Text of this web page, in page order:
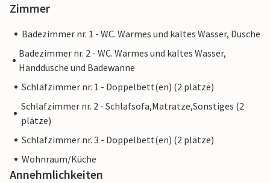
Zimmer
Badezimmer nr. 1 - WC. Warmes und kaltes Wasser, Dusche
Badezimmer nr. 2 - WC. Warmes und kaltes Wasser,
Handdusche und Badewanne
Schlafzimmer nr. 1 - Doppelbett(en) (2 plätze)
Schlafzimmer nr. 2 - Schlafsofa,Matratze,Sonstiges (2
plätze)
Schlafzimmer nr. 3 - Doppelbett(en) (2 plätze)
Wohnraum/Küche
Annehmlichkeiten